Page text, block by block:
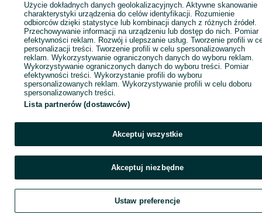
Użycie dokładnych danych geolokalizacyjnych. Aktywne skanowanie
charakterystyki urządzenia do celów identyfikacji. Rozumienie
odbiorców dzięki statystyce lub kombinacji danych z różnych źródeł.
Przechowywanie informacji na urządzeniu lub dostęp do nich. Pomiar
efektywności reklam. Rozwój i ulepszanie usług. Tworzenie profili w
personalizacji treści. Tworzenie profili w celu spersonalizowanych
reklam. Wykorzystywanie ograniczonych danych do wyboru reklam.
Wykorzystywanie ograniczonych danych do wyboru treści. Pomiar
efektywności treści. Wykorzystanie profili do wyboru
spersonalizowanych reklam. Wykorzystywanie profili w celu doboru
spersonalizowanych treści.
Lista partnerów (dostawców)
Akceptuj wszystkie
Akceptuj niezbędne
Ustaw preferencje